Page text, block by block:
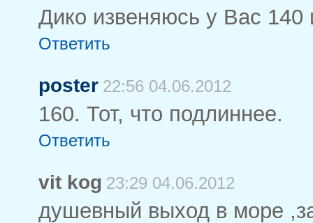
Дико извеняюсь у Вас 140
Ответить
poster 22:56 04.06.2012
160. Тот, что подлиннее.
Ответить
vit kog 23:29 04.06.2012
душевный выход в море